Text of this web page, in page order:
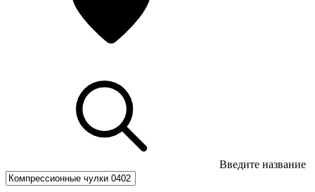
Введите название